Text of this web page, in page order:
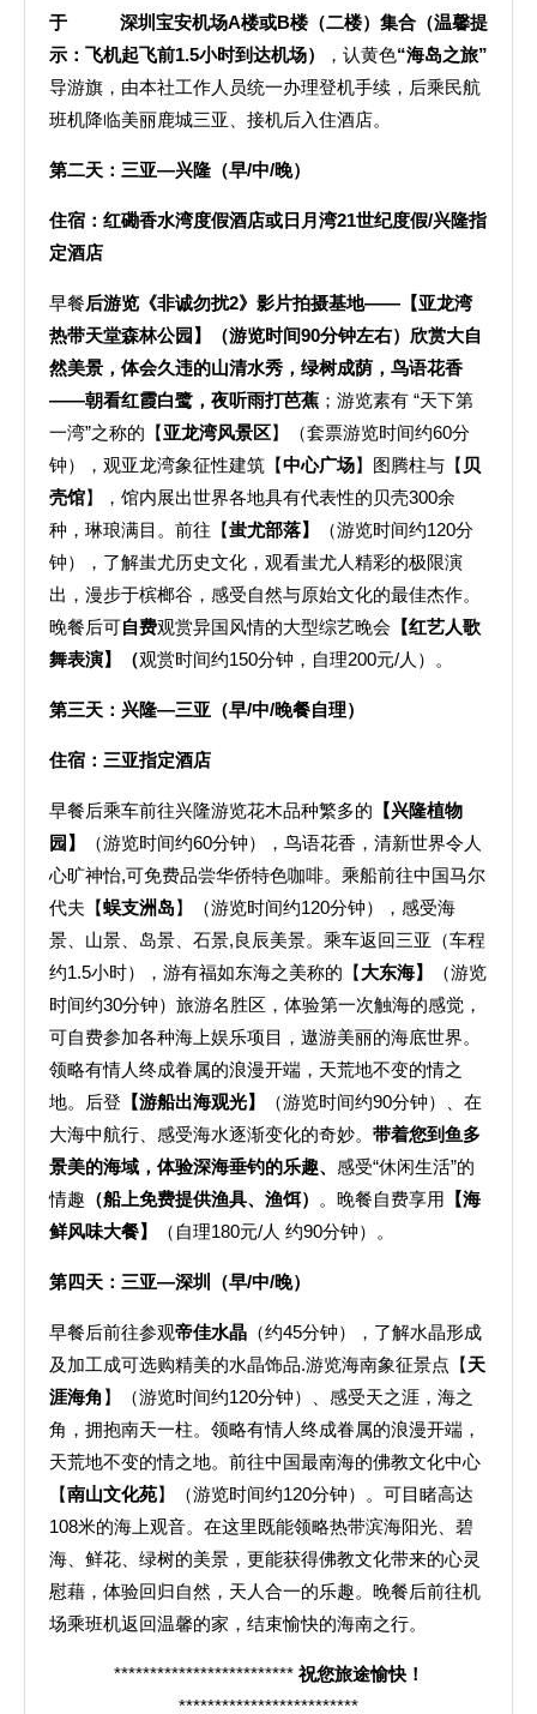
于 深圳宝安机场A楼或B楼（二楼）集合（温馨提
示：飞机起飞前1.5小时到达机场）
，认黄色“海岛之旅”
导游旗，由本社工作人员统一办理登机手续，后乘民航
班机降临美丽鹿城三亚、接机后入住酒店。
第二天： 三亚—兴隆（早/中/晚）
住宿：红磡香水湾度假酒店或日月湾21世纪度假/兴隆指
定酒店
早餐后游览《非诚勿扰2》影片拍摄基地——【亚龙湾
热带天堂森林公园 】（游览时间90分钟左右）欣赏大自
然美景，体会久违的山清水秀，绿树成荫，鸟语花香
——朝看红霞白鹭，夜听雨打芭蕉 ；游览素有 “天下第
一湾”之称的【亚龙湾风景区】（套票游览时间约60分
钟），观亚龙湾象征性建筑【中心广场】图腾柱与【 贝
壳馆】，馆内展出世界各地具有代表性的贝壳300余
种，琳琅满目。前往【蚩尤部落】
（游览时间约120分
钟），了解蚩尤历史文化，观看蚩尤人精彩的极限演
出，漫步于槟榔谷，感受自然与原始文化的最佳杰作。
晚餐后可自费观赏异国风情的大型综艺晚会 【红艺人歌
舞表演】（观赏时间约150分钟，自理200元/人）。
第三天： 兴隆—三亚（早/中/晚餐自理）
住宿：三亚指定酒店
早餐后乘车前往兴隆游览花木品种繁多的 【兴隆植物
园】
（游览时间约60分钟），鸟语花香，清新世界令人
心旷神怡,可免费品尝华侨特色咖啡。乘船前往中国马尔
代夫【蜈支洲岛】（游览时间约120分钟），感受海
景、山景、岛景、石景,良辰美景。乘车返回三亚（车程
约1.5小时），游有福如东海之美称的【大东海】
（游览
时间约30分钟）旅游名胜区，体验第一次触海的感觉，
可自费参加各种海上娱乐项目，遨游美丽的海底世界。
领略有情人终成眷属的浪漫开端，天荒地不变的情之
地。后登 【游船出海观光】
（游览时间约90分钟）、在
大海中航行、感受海水逐渐变化的奇妙。 带着您到鱼多
景美的海域，体验深海垂钓的乐趣、 感受“休闲生活”的
情趣 （船上免费提供渔具、渔饵） 。晚餐自费享用 【海
鲜风味大餐】
（自理180元/人 约90分钟）。
第四天： 三亚—深圳（早/中/晚）
早餐后前往参观帝佳水晶 （约45分钟），了解水晶形成
及加工成可选购精美的水晶饰品.游览海南象征景点【天
涯海角】（游览时间约120分钟）、感受天之涯，海之
角，拥抱南天一柱。领略有情人终成眷属的浪漫开端，
天荒地不变的情之地。前往中国最南海的佛教文化中心
【南山文化苑】（游览时间约120分钟）。可目睹高达
108米的海上观音。在这里既能领略热带滨海阳光、碧
海、鲜花、绿树的美景，更能获得佛教文化带来的心灵
慰藉，体验回归自然，天人合一的乐趣。晚餐后前往机
场乘班机返回温馨的家，结束愉快的海南之行。
************************* 祝您旅途愉快！
*************************